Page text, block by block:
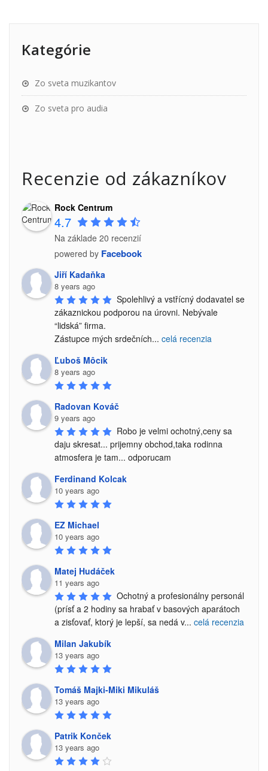
Kategórie
Zo sveta muzikantov
Zo sveta pro audia
Recenzie od zákazníkov
Rock Centrum
4.7
Na základe 20 recenzií
powered by Facebook
Jiří Kadaňka
8 years ago
Spolehlivý a vstřícný dodavatel se
zákaznickou podporou na úrovni. Nebývale
“lidská” firma.
Zástupce mých srdečních... celá recenzia
Ľuboš Môcik
8 years ago
Radovan Kováč
9 years ago
Robo je velmi ochotný,ceny sa
daju skresat... prijemny obchod,taka rodinna
atmosfera je tam... odporucam
Ferdinand Kolcak
10 years ago
EZ Michael
10 years ago
Matej Hudáček
11 years ago
Ochotný a profesionálny personál
(prísť a 2 hodiny sa hrabať v basových aparátoch
a zisťovať, ktorý je lepší, sa nedá v... celá recenzia
Milan Jakubík
13 years ago
Tomáš Majki-Miki Mikuláš
13 years ago
Patrik Konček
13 years ago